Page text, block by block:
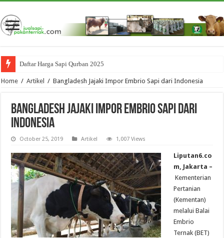
Daftar Harga Sapi Qurban 2025
Home / Artikel / Bangladesh Jajaki Impor Embrio Sapi dari Indonesia
Bangladesh Jajaki Impor Embrio Sapi dari
Indonesia
October 25, 2019 Artikel 1,007 Views
Liputan6.co
m, Jakarta –
Kementerian
Pertanian
(Kementan)
melalui Balai
Embrio
Ternak (BET)